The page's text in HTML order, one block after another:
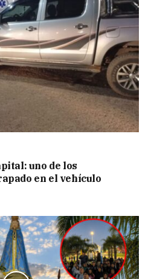
uno de los
en el vehículo